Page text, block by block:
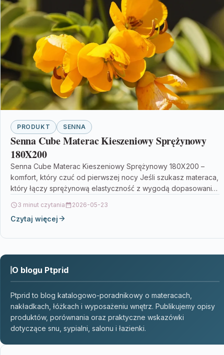
PRODUKT SENNA
Senna Cube Materac Kieszeniowy Sprężynowy
180X200
Senna Cube Materac Kieszeniowy Sprężynowy 180X200 –
komfort, który czuć od pierwszej nocy Jeśli szukasz materaca,
który łączy sprężynową elastyczność z wygodą dopasowania
3 minut czytania 2026-05-23
Czytaj więcej
O blogu Ptprid
Ptprid to blog katalogowo-poradnikowy o materacach,
nakładkach, łóżkach i wyposażeniu wnętrz. Publikujemy opisy
produktów, porównania oraz praktyczne wskazówki
dotyczące snu, sypialni, salonu i łazienki.